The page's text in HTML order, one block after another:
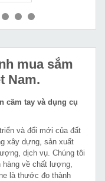
MUA NGAY
mua sắm
Nam.
cầm tay và dụng cụ
và đổi mới của đất
xây dựng, sản xuất
dịch vụ. Chúng tôi
về chất lượng,
là thước đo thành